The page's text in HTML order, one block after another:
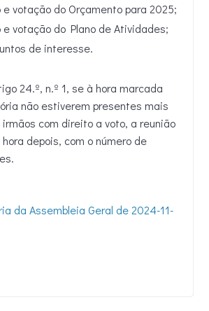
e votação do Orçamento para 2025;
e votação do Plano de Atividades;
de interesse.
24.º, n.º 1, se à hora marcada
não estiverem presentes mais
com direito a voto, a reunião
depois, com o número de
da Assembleia Geral de 2024-11-